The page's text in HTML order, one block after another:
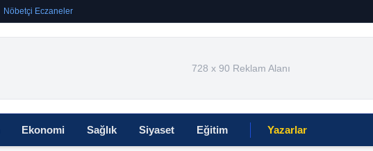
Nöbetçi Eczaneler
728 x 90 Reklam Alanı
Ekonomi Sağlık Siyaset Eğitim Yazarlar